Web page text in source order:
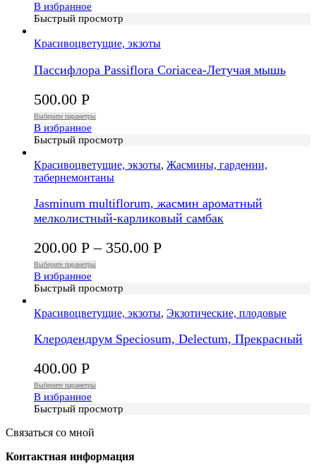
В избранное
Быстрый просмотр
Красивоцветущие, экзоты
Пассифлора Passiflora Coriacea-Летучая мышь
500.00 Р
Выберите параметры
В избранное
Быстрый просмотр
Красивоцветущие, экзоты, Жасмины, гардении,
табернемонтаны
Jasminum multiflorum, жасмин ароматный
мелколистный-карликовый самбак
200.00 Р – 350.00 Р
Выберите параметры
В избранное
Быстрый просмотр
Красивоцветущие, экзоты, Экзотические, плодовые
Клеродендрум Speciosum, Delectum, Прекрасный
400.00 Р
Выберите параметры
В избранное
Быстрый просмотр
Связаться со мной
Контактная информация